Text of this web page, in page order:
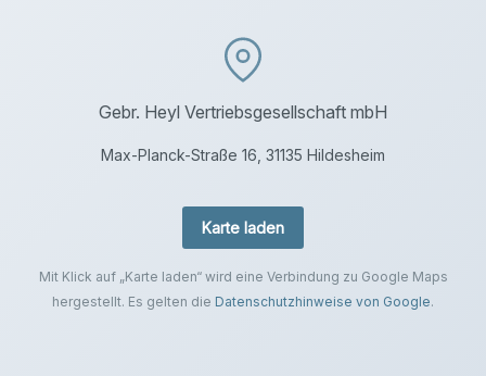
Gebr. Heyl Vertriebsgesellschaft mbH
Max-Planck-Straße 16, 31135 Hildesheim
Karte laden
Mit Klick auf „Karte laden“ wird eine Verbindung zu Google Maps
hergestellt. Es gelten die Datenschutzhinweise von Google.